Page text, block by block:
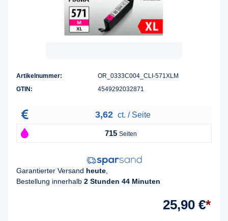
Artikelnummer:
OR_0333C004_CLI-571XLM
GTIN:
4549292032871
3,62 ct. / Seite
715 Seiten
Garantierter Versand heute,
Bestellung innerhalb 2 Stunden 44 Minuten
25,90 €*